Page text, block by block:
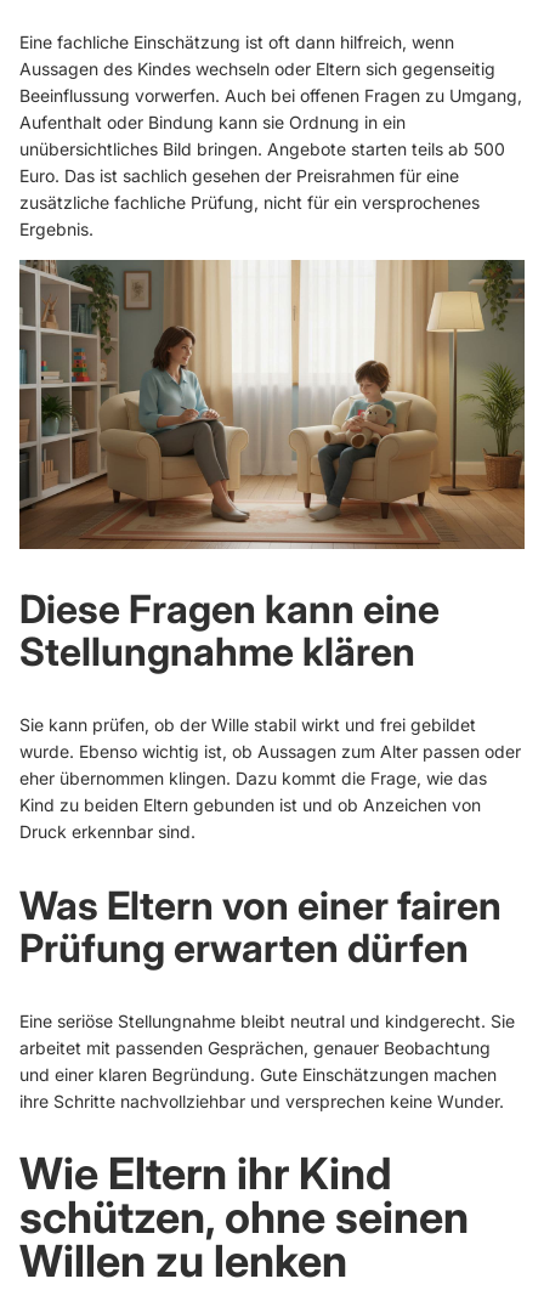
Eine fachliche Einschätzung ist oft dann hilfreich, wenn
Aussagen des Kindes wechseln oder Eltern sich gegenseitig
Beeinflussung vorwerfen. Auch bei offenen Fragen zu Umgang,
Aufenthalt oder Bindung kann sie Ordnung in ein
unübersichtliches Bild bringen. Angebote starten teils ab 500
Euro. Das ist sachlich gesehen der Preisrahmen für eine
zusätzliche fachliche Prüfung, nicht für ein versprochenes
Ergebnis.
Diese Fragen kann eine
Stellungnahme klären
Sie kann prüfen, ob der Wille stabil wirkt und frei gebildet
wurde. Ebenso wichtig ist, ob Aussagen zum Alter passen oder
eher übernommen klingen. Dazu kommt die Frage, wie das
Kind zu beiden Eltern gebunden ist und ob Anzeichen von
Druck erkennbar sind.
Was Eltern von einer fairen
Prüfung erwarten dürfen
Eine seriöse Stellungnahme bleibt neutral und kindgerecht. Sie
arbeitet mit passenden Gesprächen, genauer Beobachtung
und einer klaren Begründung. Gute Einschätzungen machen
ihre Schritte nachvollziehbar und versprechen keine Wunder.
Wie Eltern ihr Kind
schützen, ohne seinen
Willen zu lenken